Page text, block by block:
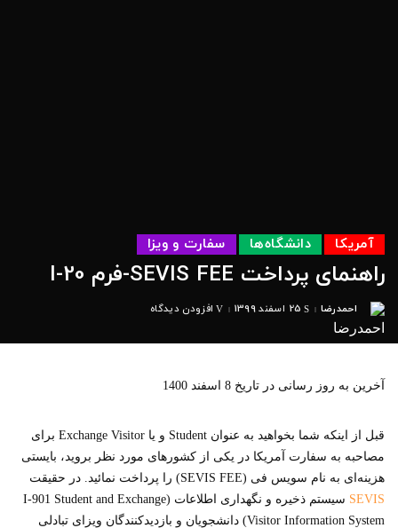
آمریکا دانشگاه‌ها سفارت و ویزا
راهنمای پرداخت SEVIS FEE-فرم I-20
ارسال
توسط
احمدرضا 25 اسفند 1399 افزودن دیدگاه
آخرین به روز رسانی در تاریخ 8 اسفند 1400
قبل از اینکه شما بخواهید به عنوان Student و یا Exchange Visitor برای
مصاحبه به سفارت آمریکا در یکی از کشورهای مورد نظر بروید، بایستی
هزینه‌ای به نام سویس فی (SEVIS FEE) را پرداخت نمائید. در حقیقت
SEVIS
سیستم ذخیره و نگهداری اطلاعات (I-901 Student and Exchange
Visitor Information System) دانشجویان و بازدیدکنندگان ویزای تبادلی